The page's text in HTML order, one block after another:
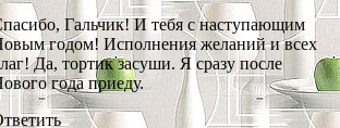
Гальчик! И тебя с наступающим
годом! Исполнения желаний и всех
Да, тортик засуши. Я сразу после
года приеду.